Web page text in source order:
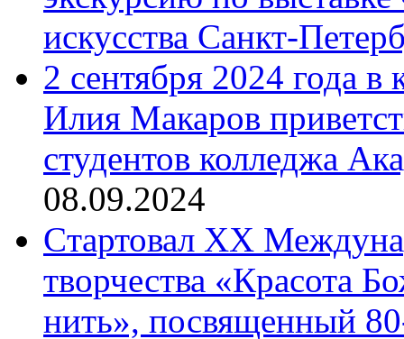
искусства Санкт-
2 сентября 2024 года
Илия Макаров
студентов колледжа
08.09.2024
Cтартовал XX
творчества «Красота
нить», посвященный